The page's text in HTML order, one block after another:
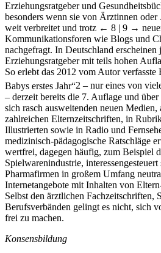
Erziehungsratgeber und
besonders wenn sie von Ärztinnen
weit verbreitet und trotz ← 8 | 9 →
Kommunikationsforen wie Blogs und
nachgefragt. In Deutschland
Erziehungsratgeber mit teils hohen
So erlebt das 2012 vom Autor
Babys erstes Jahr“2 – nur eines von
– derzeit bereits die 7. Auflage und
sich rasch ausweitenden neuen Medien,
zahlreichen Elternzeitschriften, in
Illustrierten sowie in Radio und
medizinisch-pädagogische Ratschläge
wertfrei, dagegen häufig, zum Beispiel
Spielwarenindustrie,
Pharmafirmen in großem Umfang
Internetangebote mit Inhalten von
Selbst den ärztlichen Fachzeitschriften,
Berufsverbänden gelingt es nicht, sich
frei zu machen.
Konsensbildung